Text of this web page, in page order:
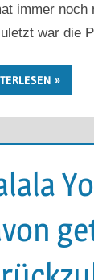
immer
war die